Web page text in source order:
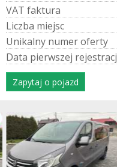
VAT faktura
Liczba miejsc
Unikalny numeroferty
Data pierwszej rejestracj
Zapytaj o pojazd